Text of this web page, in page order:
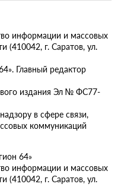
информации и массовых
(410042, г. Саратов, ул.
Главный редактор
издания Эл № ФС77-
в сфере связи,
коммуникаций
64»
информации и массовых
(410042, г. Саратов, ул.